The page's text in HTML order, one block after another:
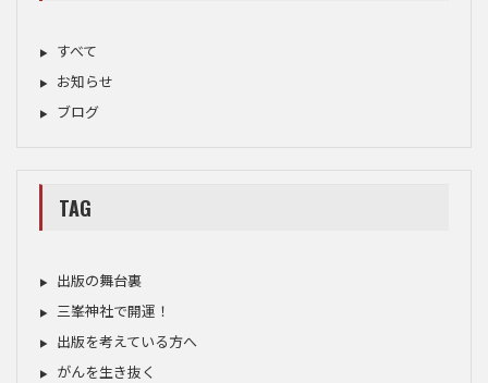
すべて
お知らせ
ブログ
TAG
出版の舞台裏
三峯神社で開運！
出版を考えている方へ
がんを生き抜く